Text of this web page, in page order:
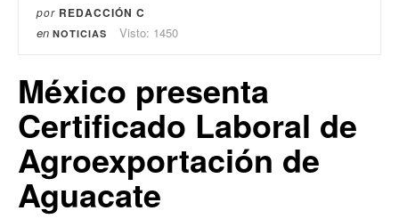
por REDACCIÓN C
en NOTICIAS Visto: 1450
México presenta
Certificado Laboral de
Agroexportación de
Aguacate